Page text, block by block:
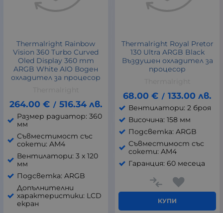
Thermalright Rainbow
Vision 360 Turbo Curved
Oled Display 360 mm
ARGB White AIO Воден
охладител за процесор
264.00 € / 516.34 лв.
Размер радиатор: 360
мм
Съвместимост със
сокети: AM4
Вентилатори: 3 x 120
мм
Подсветка: ARGB
Допълнителни
характеристики: LCD
екран
Thermalright Royal Pretor
130 Ultra ARGB Black
Въздушен охладител за
процесор
68.00 € / 133.00 лв.
Вентилатори: 2 броя
Височина: 158 мм
Подсветка: ARGB
Съвместимост със
сокети: AM4
Гаранция: 60 месеца
КУПИ